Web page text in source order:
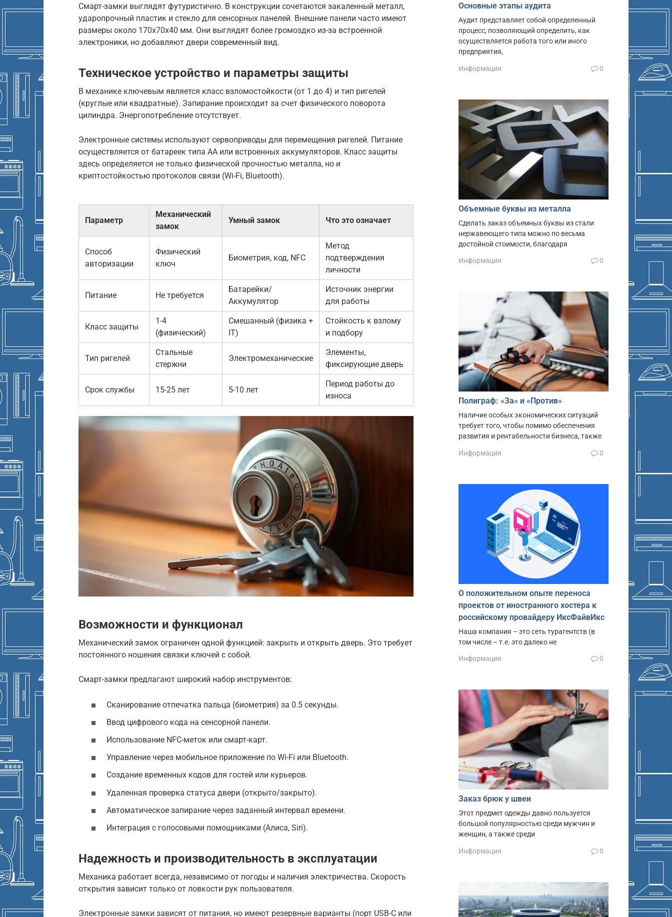
Смарт-замки выглядят футуристично. В конструкции сочетаются закаленный металл,
ударопрочный пластик и стекло для сенсорных панелей. Внешние панели часто имеют
размеры около 170х70х40 мм. Они выглядят более громоздко из-за встроенной
электроники, но добавляют двери современный вид.
Техническое устройство и параметры защиты
В механике ключевым является класс взломостойкости (от 1 до 4) и тип ригелей
(круглые или квадратные). Запирание происходит за счет физического поворота
цилиндра. Энергопотребление отсутствует.
Электронные системы используют сервоприводы для перемещения ригелей. Питание
осуществляется от батареек типа АА или встроенных аккумуляторов. Класс защиты
здесь определяется не только физической прочностью металла, но и
криптостойкостью протоколов связи (Wi-Fi, Bluetooth).
Параметр
Механический
замок
Умный замок Что это означает
Способ
авторизации
Физический
ключ
Биометрия, код, NFC
Метод
подтверждения
личности
Питание Не требуется
Батарейки/
Аккумулятор
Источник энергии
для работы
Класс защиты
1-4
(физический)
Смешанный (физика +
IT)
Стойкость к взлому
и подбору
Тип ригелей
Стальные
стержни
Электромеханические
Элементы,
фиксирующие дверь
Срок службы 15-25 лет 5-10 лет
Период работы до
износа
Возможности и функционал
Механический замок ограничен одной функцией: закрыть и открыть дверь. Это требует
постоянного ношения связки ключей с собой.
Смарт-замки предлагают широкий набор инструментов:
Сканирование отпечатка пальца (биометрия) за 0.5 секунды.
Ввод цифрового кода на сенсорной панели.
Использование NFC-меток или смарт-карт.
Управление через мобильное приложение по Wi-Fi или Bluetooth.
Создание временных кодов для гостей или курьеров.
Удаленная проверка статуса двери (открыто/закрыто).
Автоматическое запирание через заданный интервал времени.
Интеграция с голосовыми помощниками (Алиса, Siri).
Надежность и производительность в эксплуатации
Механика работает всегда, независимо от погоды и наличия электричества. Скорость
открытия зависит только от ловкости рук пользователя.
Электронные замки зависят от питания, но имеют резервные варианты (порт USB-C или
Основные этапы аудита
Аудит представляет собой определенный
процесс, позволяющий определить, как
осуществляется работа того или иного
предприятия,
Информация 0
Объемные буквы из металла
Сделать заказ объемных буквы из стали
нержавеющего типа можно по весьма
достойной стоимости, благодаря
Информация 0
Полиграф: «За» и «Против»
Наличие особых экономических ситуаций
требует того, чтобы помимо обеспечения
развития и рентабельности бизнеса, также
Информация 0
О положительном опыте переноса
проектов от иностранного хостера к
российскому провайдеру ИксФайвИкс
Наша компания – это сеть турагентств (в
том числе – т.е. это далеко не
Информация 0
Заказ брюк у швеи
Этот предмет одежды давно пользуется
большой популярностью среди мужчин и
женщин, а также среди
Информация 0